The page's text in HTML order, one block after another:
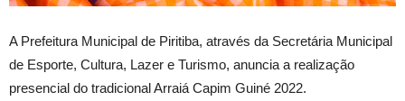
A Prefeitura Municipal de Piritiba, através da Secretária Municipal
de Esporte, Cultura, Lazer e Turismo, anuncia a realização
presencial do tradicional Arraiá Capim Guiné 2022.